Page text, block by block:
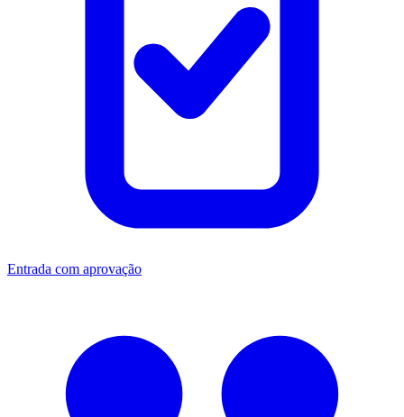
Entrada com aprovação